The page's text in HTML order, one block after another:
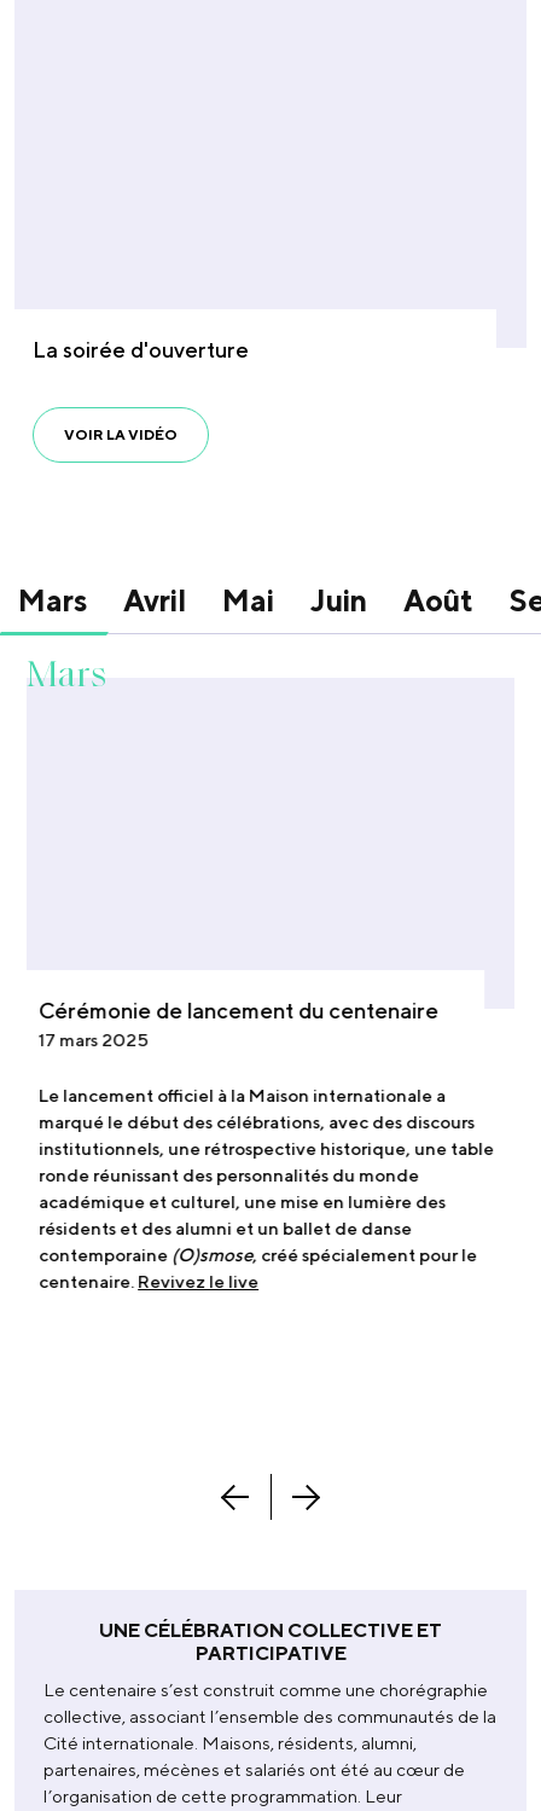
La soirée d'ouverture
VOIR LA VIDÉO
Mars Avril Mai Juin Août
Mars
Cérémonie de lancement du centenaire
17 mars 2025
Le lancement officiel à la Maison internationale a
marqué le début des célébrations, avec des discours
institutionnels, une rétrospective historique, une table
ronde réunissant des personnalités du monde
académique et culturel, une mise en lumière des
résidents et des alumni et un ballet de danse
contemporaine (O)smose, créé spécialement pour le
centenaire. Revivez le live
UNE CÉLÉBRATION COLLECTIVE ET
PARTICIPATIVE
Le centenaire s’est construit comme une chorégraphie
collective, associant l’ensemble des communautés de la
Cité internationale. Maisons, résidents, alumni,
partenaires, mécènes et salariés ont été au cœur de
l’organisation de cette programmation. Leur